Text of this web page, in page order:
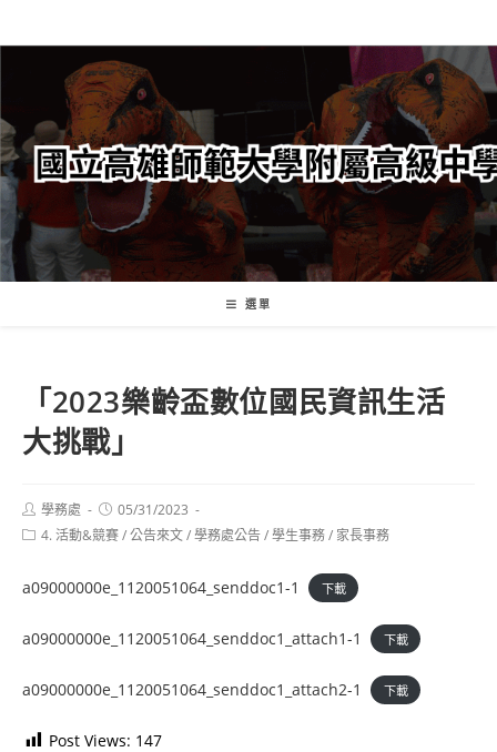
轉
要
內
容
選單
「2023樂齡盃數位國民資訊生活
大挑戰」
Post
author:
學務處
Post
published:
05/31/2023
Post4. 活動&競賽/公告來文/學務處公告/學生事務/ 家長事務
a09000000e_1120051064_senddoc1-1 下載
a09000000e_1120051064_senddoc1_attach1-1 下載
a09000000e_1120051064_senddoc1_attach2-1 下載
Post Views: 147